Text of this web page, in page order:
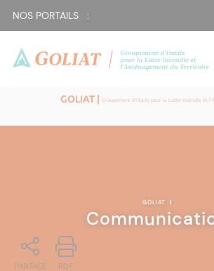
NOS PORTAILS :
GOLIAT |Groupement d'Outils pour la Lutte Incendie et
GOLIAT |
PARTAGE PDF